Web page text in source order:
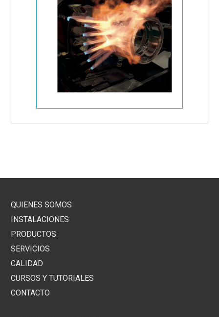
QUIENES SOMOS
INSTALACIONES
PRODUCTOS
SERVICIOS
CALIDAD
CURSOS Y TUTORIALES
CONTACTO